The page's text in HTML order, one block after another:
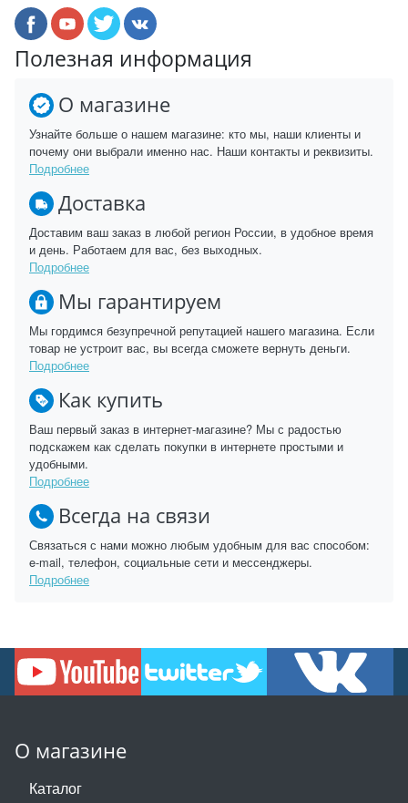
Полезная информация
О магазине
Узнайте больше о нашем магазине: кто мы, наши клиенты и
почему они выбрали именно нас. Наши контакты и реквизиты.
Подробнее
Доставка
Доставим ваш заказ в любой регион России, в удобное время
и день. Работаем для вас, без выходных.
Подробнее
Мы гарантируем
Мы гордимся безупречной репутацией нашего магазина. Если
товар не устроит вас, вы всегда сможете вернуть деньги.
Подробнее
Как купить
Ваш первый заказ в интернет-магазине? Мы с радостью
подскажем как сделать покупки в интернете простыми и
удобными.
Подробнее
Всегда на связи
Связаться с нами можно любым удобным для вас способом:
e-mail, телефон, социальные сети и мессенджеры.
Подробнее
О магазине
Каталог